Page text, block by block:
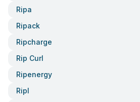
Ripa
Ripack
Ripcharge
Rip Curl
Ripenergy
Ripl